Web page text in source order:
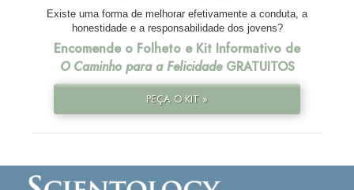
Existe uma forma de melhorar efetivamente a conduta, a
honestidade e a responsabilidade dos jovens?
Encomende o Folheto e Kit Informativo de
O Caminho para a FelicidadeGRATUITOS
PEÇA O KIT »